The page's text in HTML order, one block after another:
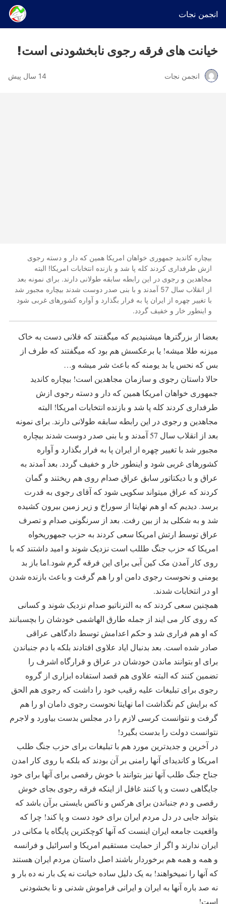
انجمن نجات
خیانت های فرقه رجوی نابخشودنی است!
انجمن نجات 14 سال پیش
بیچاره کاندید جمهوری خواهان امریکا همین که دار و دسته رجوی
ازش طرفداری کردند کله پا شد و بازنده انتخابات امریکا! البته
مجاهدین و رجوی در این رابطه سابقه طولانی دارند. برای نمونه بعد
از انقلاب سال 57 آمدند و با بنی صدر دوست شدند بیچاره مجبور شد
با تغییر چهره از ایران پا به فرار بگذارد و آواره کشورهای غربی شود
و اینطور خار و خفیف گردد.
بعضا از بزرگترها میشنیدیم که میگفتند که فلانی دست به خاک
میزنه طلا میشه! یا برعکسش هم بود که میگفتند که طرف از
بس که نحس یا بد یومنه که باعث شر میشه و…
حالا داستان رجوی و سازمان مجاهدین است! بیچاره کاندید
جمهوری خواهان امریکا همین که دار و دسته رجوی ازش
طرفداری کردند کله پا شد و بازنده انتخابات امریکا! البته
مجاهدین و رجوی در این رابطه سابقه طولانی دارند. برای نمونه
بعد از انقلاب سال 57 آمدند و با بنی صدر دوست شدند بیچاره
مجبور شد با تغییر چهره از ایران پا به فرار بگذارد و آواره
کشورهای غربی شود و اینطور خار و خفیف گردد. بعد آمدند به
عراق و با دیکتاتور سابق عراق صدام روی هم ریختند و گمان
کردند که عراق میتواند سکویی شود که آقای رجوی به قدرت
برسد. دیدیم که او هم نهایتا از سوراخ و زیر زمین بیرون کشیده
شد و به شکلی بد از بین رفت. بعد از سرنگونی صدام و تصرف
عراق توسط ارتش امریکا سعی کردند به حزب جمهوریخواه
امریکا که حزب جنگ طللب است نزدیک شوند و امید داشتند که با
روی کار آمدن مک کین آبی برای این فرقه گرم شود.اما باز بد
یومنی و نحوست رجوی دامن او را هم گرفت و باعث بازنده شدن
او در انتخابات شدند.
همچنین سعی کردند که به الترناتیو صدام نزدیک شوند و کسانی
که روی کار می ایند از جمله طارق الهاشمی خودشان را بچسبانند
که او هم فراری شد و حکم اعدامش توسط دادگاهی عراقی
صادر شده است. بعد بدنبال ایاد علاوی افتادند بلکه با دم جنباندن
برای او بتوانند ماندن خودشان در عراق و قرارگاه اشرف را
تضمین کنند که البته علاوی هم قصد استفاده ابزاری از گروه
رجوی برای تبلیغات علیه رقیب خود را داشت که رجوی هم الحق
که برایش کم نگذاشت اما نهایتا نحوست رجوی دامان او را هم
گرفت و نتوانست کرسی لازم را در مجلس بدست بیاورد و لاجرم
نتوانست دولت را بدست بگیرد!
در آخرین و جدیدترین مورد هم با تبلیغات برای حزب جنگ طلب
امریکا و کاندیدای آنها رامنی بر آن بودند که بلکه با روی کار امدن
جناح جنگ طلب آنها نیز بتوانند با خوش رقصی برای آنها برای خود
جایگاهی دست و پا کنند غافل از اینکه فرقه رجوی بجای خوش
رقصی و دم جنباندن برای هرکس و ناکس بایستی برآن باشد که
بتواند جایی در دل مردم ایران برای خود دست و پا کند! چرا که
واقعیت جامعه ایران اینست که آنها کوچکترین پایگاه یا مکانی در
ایران ندارند و اگر از حمایت مستقیم امریکا و اسرائیل و فرانسه
و همه و همه هم برخوردار باشند اصل داستان مردم ایران هستند
که آنها را نمیخواهند! به یک دلیل ساده خیانت نه یک بار نه ده بار و
نه صد باره آنها به ایران و ایرانی فراموش شدنی و نا بخشودنی
است!